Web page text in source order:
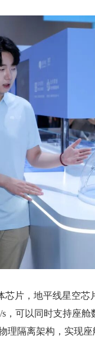
片，地平线星空芯
s，可以同时支持座
理隔离架构，实现